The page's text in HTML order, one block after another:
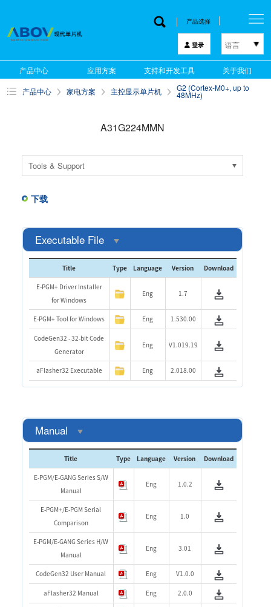
产品选择
登录 语言
한국어
English
中文
产品中心 应用方案 支持和开发工具 关于我们
产品中心 家电方案 主控显示单片机 G2 (Cortex-M0+, up to
48MHz)
A31G224MMN
Tools & Support
下载
Executable File
Title Type Language Version Download
E-PGM+ Driver Installer
for Windows
Eng 1.7
E-PGM+ Tool for Windows Eng 1.530.00
CodeGen32 - 32-bit Code
Generator
Eng V1.019.19
aFlasher32 Executable Eng 2.018.00
Manual
Title Type Language Version Download
E-PGM/E-GANG Series S/W
Manual
Eng 1.0.2
E-PGM+/E-PGM Serial
Comparison
Eng 1.0
E-PGM/E-GANG Series H/W
Manual
Eng 3.01
CodeGen32 User Manual Eng V1.0.0
aFlasher32 Manual Eng 2.0.0